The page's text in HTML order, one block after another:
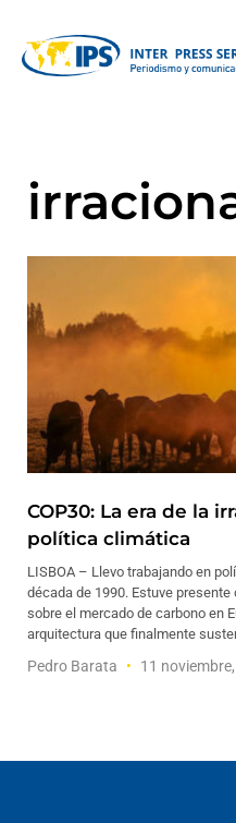
COP30: La era de la
política climática
LISBOA – Llevo trabajando en
década de 1990. Estuve
sobre el mercado de carbono en
arquitectura que finalmente
Pedro Barata 11